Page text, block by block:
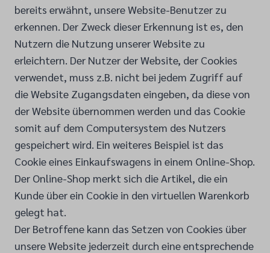
bereits erwähnt, unsere Website-Benutzer zu
erkennen. Der Zweck dieser Erkennung ist es, den
Nutzern die Nutzung unserer Website zu
erleichtern. Der Nutzer der Website, der Cookies
verwendet, muss z.B. nicht bei jedem Zugriff auf
die Website Zugangsdaten eingeben, da diese von
der Website übernommen werden und das Cookie
somit auf dem Computersystem des Nutzers
gespeichert wird. Ein weiteres Beispiel ist das
Cookie eines Einkaufswagens in einem Online-Shop.
Der Online-Shop merkt sich die Artikel, die ein
Kunde über ein Cookie in den virtuellen Warenkorb
gelegt hat.
Der Betroffene kann das Setzen von Cookies über
unsere Website jederzeit durch eine entsprechende